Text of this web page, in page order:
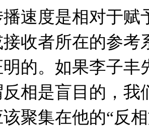
速度是相对于赋
收者所在的参考
的。如果李子丰
相是盲目的，我
聚集在他的“反